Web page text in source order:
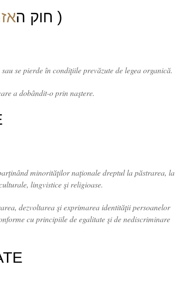
CETĂŢENIA (חוק ה )
se pierde în condiţiile prevăzute de legea organică.
a dobândit-o prin naştere.
minorităţilor naţionale dreptul la păstrarea, la
lingvistice şi religioase.
dezvoltarea şi exprimarea identităţii persoanelor
cu principiile de egalitate şi de nediscriminare